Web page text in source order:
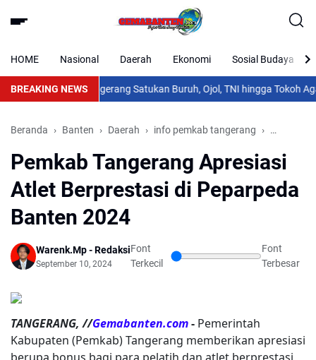
HOME Nasional Daerah Ekonomi Sosial Budaya
BREAKING NEWS
Polresta Tangerang Satukan Buruh, Ojol, TNI hingga Tokoh
Beranda Banten Daerah info pemkab tangerang Nasional
Pemkab Tangerang Apresiasi
Atlet Berprestasi di Peparpeda
Banten 2024
Warenk.Mp - Redaksi
September 10, 2024
Font
Terkecil
Font
Terbesar
TANGERANG, //Gemabanten.com- Pemerintah
Kabupaten (Pemkab) Tangerang memberikan apresiasi